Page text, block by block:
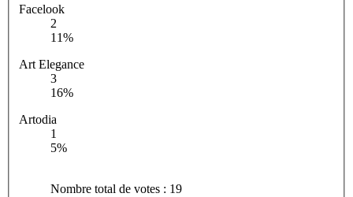
Facelook
2
11%
Art Elegance
3
16%
Artodia
1
5%
Nombre total de votes : 19